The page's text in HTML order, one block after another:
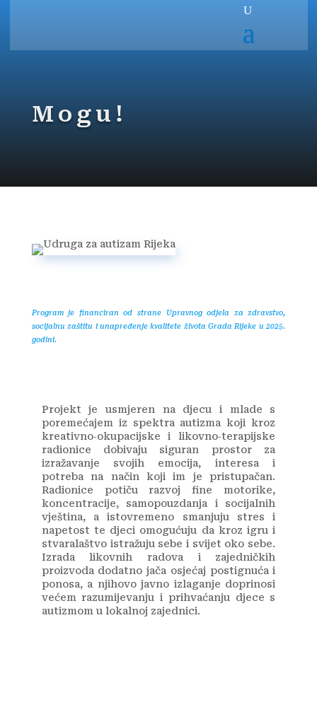
Mogu!
Program je financiran od strane
Upravnog odjela za zdravstvo,
socijalnu zaštitu i unapređenje kvalitete života Grada Rijeke u 2025.
godini.
Projekt je usmjeren na djecu i mlade s
poremećajem iz spektra autizma koji kroz
kreativno‑okupacijske i likovno‑terapijske
radionice dobivaju siguran prostor za
izražavanje svojih emocija, interesa i
potreba na način koji im je pristupačan.
Radionice potiču razvoj fine motorike,
koncentracije, samopouzdanja i socijalnih
vještina, a istovremeno smanjuju stres i
napetost te djeci omogućuju da kroz igru i
stvaralaštvo istražuju sebe i svijet oko sebe.
Izrada likovnih radova i zajedničkih
proizvoda dodatno jača osjećaj postignuća i
ponosa, a njihovo javno izlaganje doprinosi
većem razumijevanju i prihvaćanju djece s
autizmom u lokalnoj zajednici.